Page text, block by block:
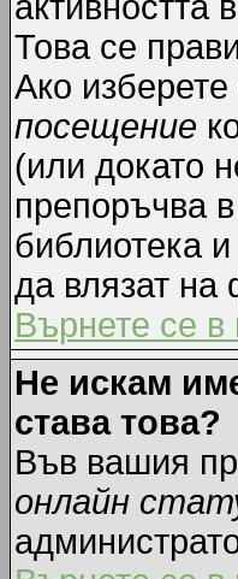
Това се
Ако
посещение
(или докато
препоръчва
библиотека
да влязат
Върнете се в
Не искам
става това?
Във вашия
онлайн